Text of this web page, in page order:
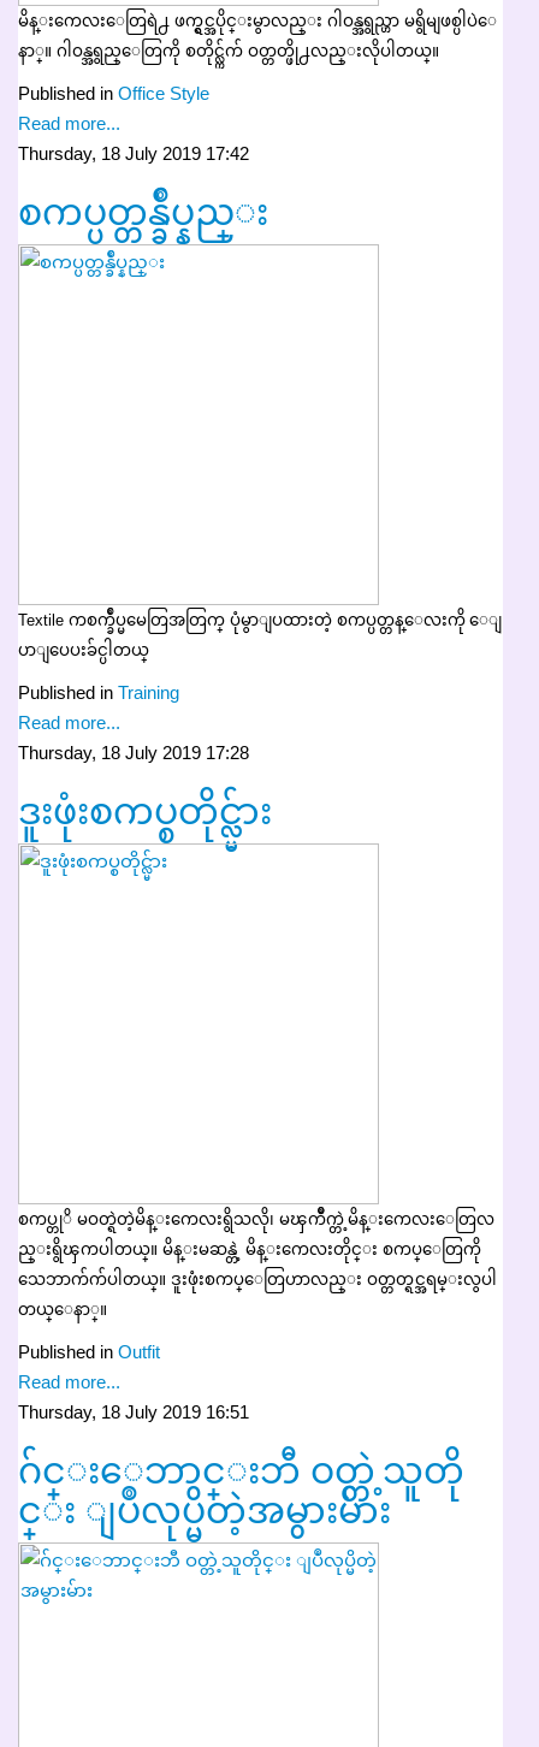
မိန္းကေလးေတြရဲ႕ ဖက္ရွင္အပိုင္းမွာလည္း ဂါဝန္အရွည္ဟာ မရွိမျဖစ္ပါပဲေ
နာ္။ ဂါဝန္အရွည္ေတြကို စတိုင္လ္က်က် ဝတ္တတ္ဖို႕လည္းလိုပါတယ္။
Published in Office Style
Read more...
Thursday, 18 July 2019 17:42
စကပ္ပတ္တန္ခ်ဳပ္နည္း
Textile ကစက္ခ်ဳပ္မမေတြအတြက္ ပုံမွာျပထားတဲ့ စကပ္ပတ္တန္ေလးကို ေျ
ပာျပေပးခ်င္ပါတယ္
Published in Training
Read more...
Thursday, 18 July 2019 17:28
ဒူးဖုံးစကပ္စတိုင္လ္မ်ား
စကပ္တုိ မဝတ္ရဲတဲ့မိန္းကေလးရွိသလို၊ မၾကိဳက္တဲ့မိန္းကေလးေတြလ
ည္းရွိၾကပါတယ္။ မိန္းမဆန္တဲ့ မိန္းကေလးတိုင္း စကပ္ေတြကို
သေဘာက်က်ပါတယ္။ ဒူးဖုံးစကပ္ေတြဟာလည္း ဝတ္တတ္ရင္အရမ္းလွပါ
တယ္ေနာ္။
Published in Outfit
Read more...
Thursday, 18 July 2019 16:51
ဂ်င္းေဘာင္းဘီ ဝတ္တဲ့သူတို
င္း ျပဳလုပ္မိတဲ့အမွားမ်ား